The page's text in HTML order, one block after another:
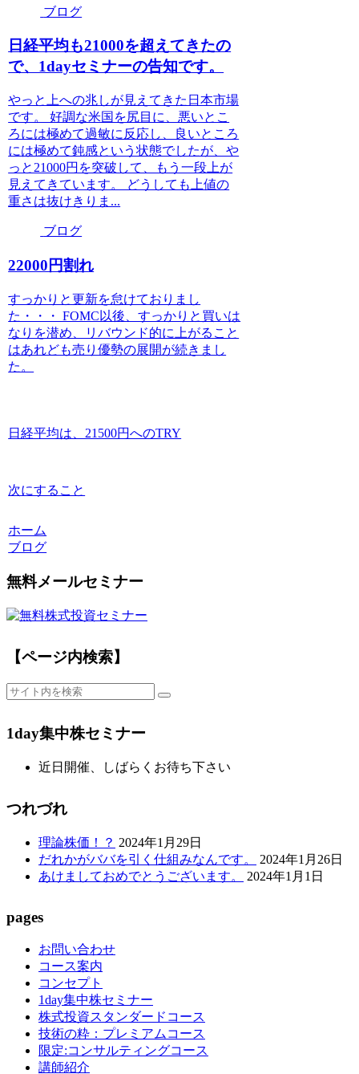
ブログ
日経平均も21000を超えてきたの
で、1dayセミナーの告知です。
やっと上への兆しが見えてきた日本市場
です。 好調な米国を尻目に、悪いとこ
ろには極めて過敏に反応し、良いところ
には極めて鈍感という状態でしたが、や
っと21000円を突破して、もう一段上が
見えてきています。 どうしても上値の
重さは抜けきりま...
ブログ
22000円割れ
すっかりと更新を怠けておりまし
た・・・ FOMC以後、すっかりと買いは
なりを潜め、リバウンド的に上がること
はあれども売り優勢の展開が続きまし
た。
日経平均は、21500円へのTRY
次にすること
ホーム
ブログ
無料メールセミナー
【ページ内検索】
1day集中株セミナー
近日開催、しばらくお待ち下さい
つれづれ
理論株価！？ 2024年1月29日
だれかがババを引く仕組みなんです。
2024年1月26日
あけましておめでとうございます。
2024年1月1日
pages
お問い合わせ
コース案内
コンセプト
1day集中株セミナー
株式投資スタンダードコース
技術の粋：プレミアムコース
限定:コンサルティングコース
講師紹介